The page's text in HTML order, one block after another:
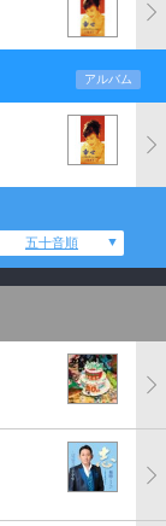
アルバム
五十音順